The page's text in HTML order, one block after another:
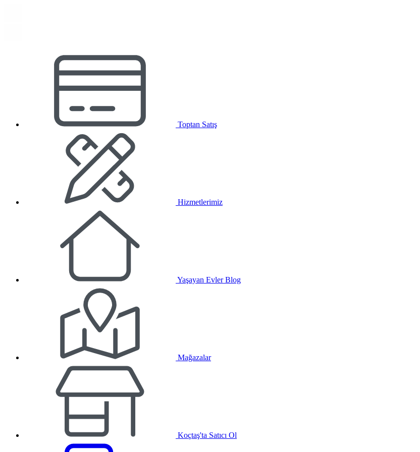
Toptan Satış
Hizmetlerimiz
Yaşayan Evler Blog
Mağazalar
Koçtaş'ta Satıcı Ol